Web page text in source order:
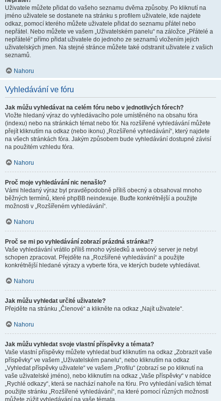
Uživatele můžete přidat do vašeho seznamu dvěma způsoby. Po kliknutí na
jméno uživatele se dostanete na stránku s profilem uživatele, kde najdete
odkaz, pomocí kterého můžete uživatele přidat do seznamu přátel nebo
nepřátel. Nebo můžete ve vašem „Uživatelském panelu“ na záložce „Přátelé a
nepřátelé“ přímo přidat uživatele do jednoho ze seznamů vložením jejich
uživatelských jmen. Na stejné stránce můžete také odstranit uživatele z vašich
seznamů.
Nahoru
Vyhledávání ve fóru
Jak můžu vyhledávat na celém fóru nebo v jednotlivých fórech?
Vložte hledaný výraz do vyhledávacího pole umístěného na obsahu fóra
(indexu) nebo na stránkách témat nebo fór. Na rozšířené vyhledávání můžete
přejít kliknutím na odkaz (nebo ikonu) „Rozšířené vyhledávání“, který najdete
na všech stránkách fóra. Jakým způsobem bude vyhledávání dostupné závisí
na použitém vzhledu fóra.
Nahoru
Proč moje vyhledávání nic nenašlo?
Vámi hledaný výraz byl pravděpodobně příliš obecný a obsahoval mnoho
běžných termínů, které phpBB neindexuje. Buďte konkrétnější a použijte
možnosti v „Rozšířeném vyhledávání“.
Nahoru
Proč se mi po vyhledávání zobrazí prázdná stránka!?
Vaše vyhledávání vrátilo příliš mnoho výsledků a webový server je nebyl
schopen zpracovat. Přejděte na „Rozšířené vyhledávání“ a použijte
konkrétnější hledané výrazy a vyberte fóra, ve kterých budete vyhledávat.
Nahoru
Jak můžu vyhledat určité uživatele?
Přejděte na stránku „Členové“ a klikněte na odkaz „Najít uživatele“.
Nahoru
Jak můžu vyhledat svoje vlastní příspěvky a témata?
Vaše vlastní příspěvky můžete vyhledat buď kliknutím na odkaz „Zobrazit vaše
příspěvky“ ve vašem „Uživatelském panelu“, nebo kliknutím na odkaz
„Vyhledat příspěvky uživatele“ ve vašem „Profilu“ (zobrazí se po kliknutí na
vaše uživatelské jméno), nebo kliknutím na odkaz „Vaše příspěvky“ v nabídce
„Rychlé odkazy“, která se nachází nahoře na fóru. Pro vyhledání vašich témat
použijte stránku „Rozšířené vyhledávání“, na které pomocí různých možnosti
můžete zúžit vyhledávání na vaše témata.